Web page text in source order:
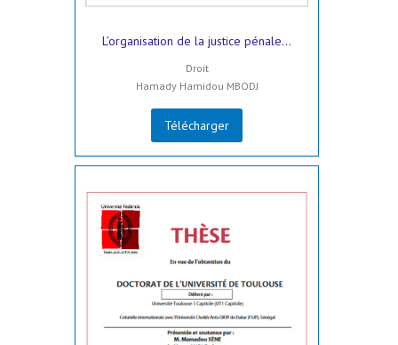
L’organisation de la justice pénale...
Droit
Hamady Hamidou MBODJ
Télécharger